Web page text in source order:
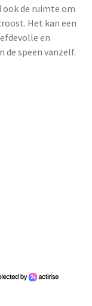
ook de ruimte om
Het kan een
en
de speen vanzelf.